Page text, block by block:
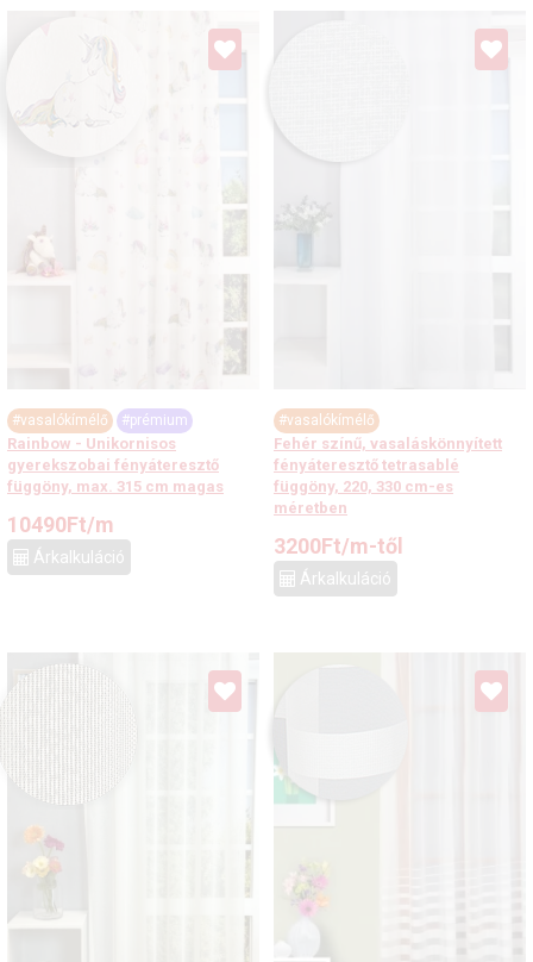
#vasalókímélő #prémium
Rainbow - Unikornisos
gyerekszobai fényáteresztő
függöny, max. 315 cm magas
10490Ft/m
Árkalkuláció
#vasalókímélő
Fehér színű, vasaláskönnyített
fényáteresztő tetrasablé
függöny, 220, 330 cm-es
méretben
3200Ft/m-től
Árkalkuláció